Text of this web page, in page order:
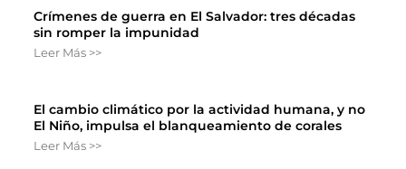
Crímenes de guerra en El Salvador: tres décadas
sin romper la impunidad
Leer Más >>
El cambio climático por la actividad humana, y no
El Niño, impulsa el blanqueamiento de corales
Leer Más >>